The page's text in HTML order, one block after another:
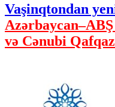
Vaşinqtondan
və Cənubi